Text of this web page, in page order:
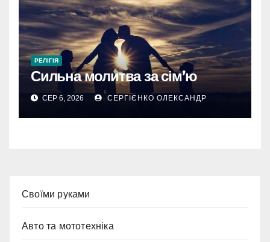
РЕЛІГІЯ
Сильна молитва за сім’ю
СЕР 6, 2026 СЕРГІЄНКО ОЛЕКСАНДР
Cвоїми руками
Авто та мототехніка